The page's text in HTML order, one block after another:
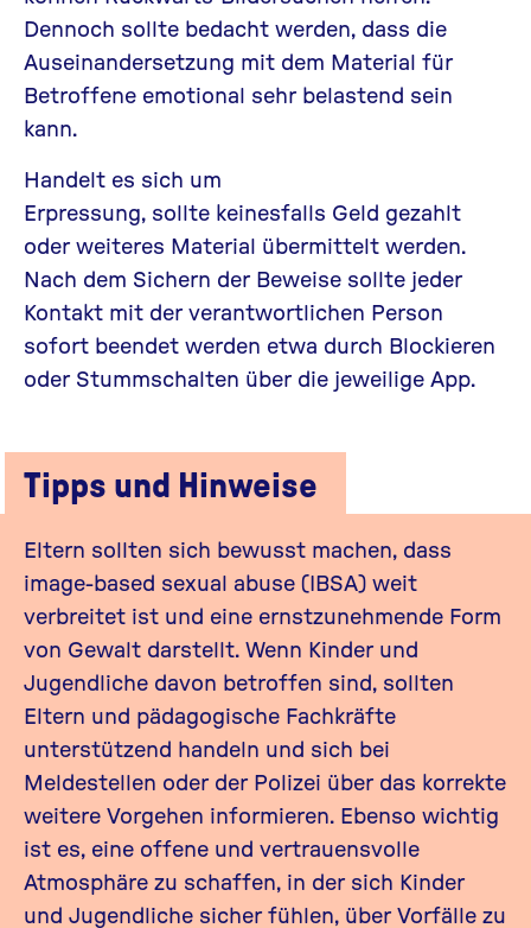
Dennoch sollte bedacht werden, dass die
Auseinandersetzung mit dem Material für
Betroffene emotional sehr belastend sein
kann.
Handelt es sich um
Erpressung, sollte keinesfalls Geld gezahlt
oder weiteres Material übermittelt werden.
Nach dem Sichern der Beweise sollte jeder
Kontakt mit der verantwortlichen Person
sofort beendet werden etwa durch Blockieren
oder Stummschalten über die jeweilige App.
Tipps und Hinweise
Eltern sollten sich bewusst machen, dass
image-based sexual abuse (IBSA) weit
verbreitet ist und eine ernstzunehmende Form
von Gewalt darstellt. Wenn Kinder und
Jugendliche davon betroffen sind, sollten
Eltern und pädagogische Fachkräfte
unterstützend handeln und sich bei
Meldestellen oder der Polizei über das korrekte
weitere Vorgehen informieren. Ebenso wichtig
ist es, eine offene und vertrauensvolle
Atmosphäre zu schaffen, in der sich Kinder
und Jugendliche sicher fühlen, über Vorfälle zu